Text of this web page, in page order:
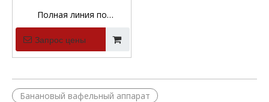
Полная линия по
производству банановых
чипсов Автоматическая
линия по производству
подорожника
Запрос цены
Банановый вафельный аппарат